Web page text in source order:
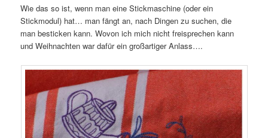
Wie das so ist, wenn man eine Stickmaschine (oder ein
Stickmodul) hat… man fängt an, nach Dingen zu suchen, die
man besticken kann. Wovon ich mich nicht freisprechen kann
und Weihnachten war dafür ein großartiger Anlass….